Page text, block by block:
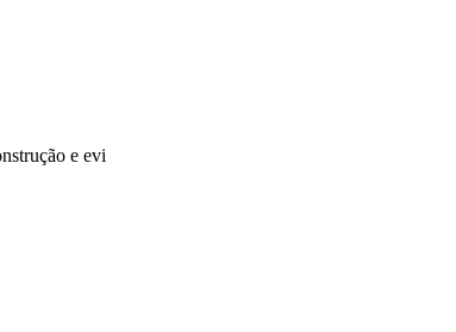
e evi